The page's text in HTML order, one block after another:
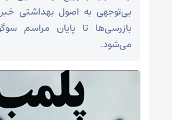
بی‌توجهی به اصول بهداشتی
بازرسی‌ها تا پایان مراسم
می‌شود.